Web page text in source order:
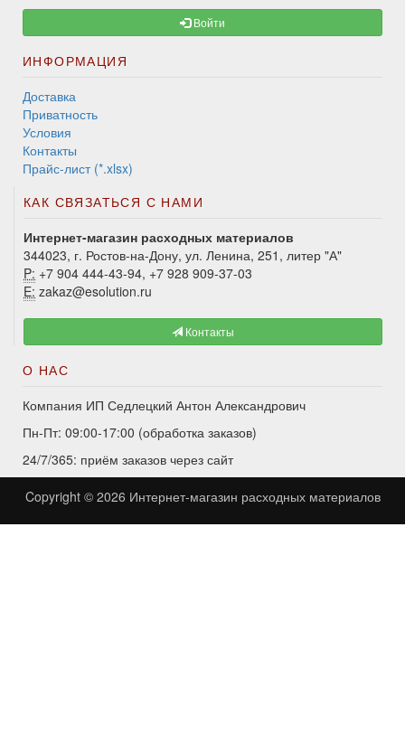
Войти
ИНФОРМАЦИЯ
Доставка
Приватность
Условия
Контакты
Прайс-лист (*.xlsx)
КАК СВЯЗАТЬСЯ С НАМИ
Интернет-магазин расходных материалов
344023, г. Ростов-на-Дону, ул. Ленина, 251, литер "А"
P: +7 904 444-43-94, +7 928 909-37-03
E: zakaz@esolution.ru
Контакты
О НАС
Компания ИП Седлецкий Антон Александрович
Пн-Пт: 09:00-17:00 (обработка заказов)
24/7/365: приём заказов через сайт
Copyright © 2026 Интернет-магазин расходных материалов